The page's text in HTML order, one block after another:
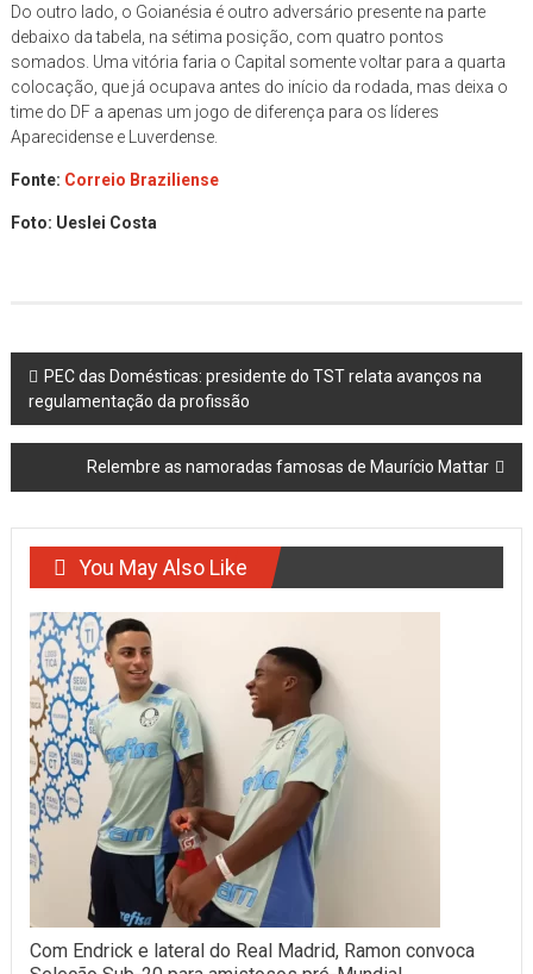
Do outro lado, o Goianésia é outro adversário presente na parte
debaixo da tabela, na sétima posição, com quatro pontos
somados. Uma vitória faria o Capital somente voltar para a quarta
colocação, que já ocupava antes do início da rodada, mas deixa o
time do DF a apenas um jogo de diferença para os líderes
Aparecidense e Luverdense.
Fonte: Correio Braziliense
Foto: Ueslei Costa
Post
navigation
PEC das Domésticas: presidente do TST relata avanços na
regulamentação da profissão
Relembre as namoradas famosas de Maurício Mattar
You May Also Like
Com Endrick e lateral do Real Madrid, Ramon convoca